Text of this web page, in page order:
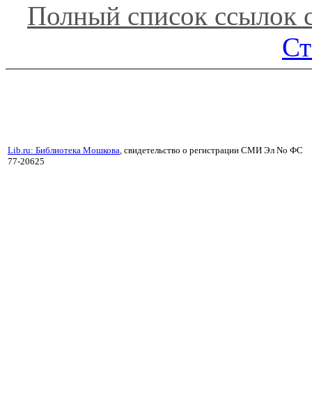
Полный список ссылок
Lib.ru: Библиотека Мошкова , свидетельство о регистрации СМИ Эл No ФС
77-20625